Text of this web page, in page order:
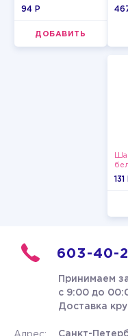
фиолетово-
94 P
ДОБАВИТЬ
12
131
603-40-
Принимаем
с 9:00 до
Доставка
Санкт-